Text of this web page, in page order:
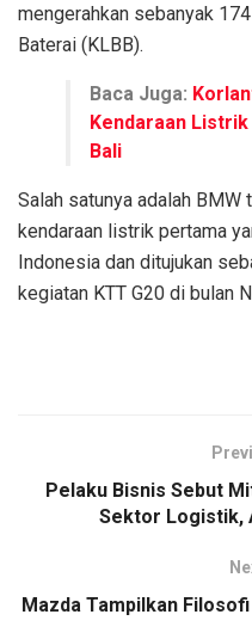
mengerahkan sebanyak
Baterai (KLBB).
Baca Juga:
Kendaraan Listrik
Bali
Salah satunya adalah
kendaraan listrik pertama
Indonesia dan ditujukan
kegiatan KTT G20 di bulan
Pelaku Bisnis Sebut
Sektor Logistik,
Mazda Tampilkan